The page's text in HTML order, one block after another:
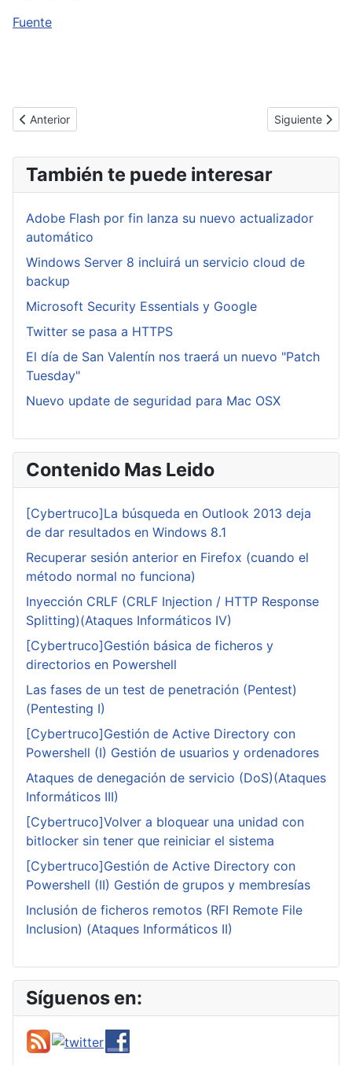
Fuente
Artículo anterior: Desactivada la botnet Grum, responsable de
Anterior Artículo
Siguiente
También te puede interesar
Adobe Flash por fin lanza su nuevo actualizador
automático
Windows Server 8 incluirá un servicio cloud de
backup
Microsoft Security Essentials y Google
Twitter se pasa a HTTPS
El día de San Valentín nos traerá un nuevo "Patch
Tuesday"
Nuevo update de seguridad para Mac OSX
Contenido Mas Leido
[Cybertruco]La búsqueda en Outlook 2013 deja
de dar resultados en Windows 8.1
Recuperar sesión anterior en Firefox (cuando el
método normal no funciona)
Inyección CRLF (CRLF Injection / HTTP Response
Splitting)(Ataques Informáticos IV)
[Cybertruco]Gestión básica de ficheros y
directorios en Powershell
Las fases de un test de penetración (Pentest)
(Pentesting I)
[Cybertruco]Gestión de Active Directory con
Powershell (I) Gestión de usuarios y ordenadores
Ataques de denegación de servicio (DoS)(Ataques
Informáticos III)
[Cybertruco]Volver a bloquear una unidad con
bitlocker sin tener que reiniciar el sistema
[Cybertruco]Gestión de Active Directory con
Powershell (II) Gestión de grupos y membresías
Inclusión de ficheros remotos (RFI Remote File
Inclusion) (Ataques Informáticos II)
Síguenos en: